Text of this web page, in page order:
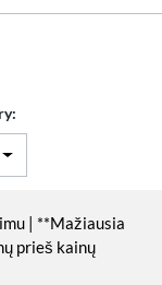
| **Mažiausia
prieš kainų